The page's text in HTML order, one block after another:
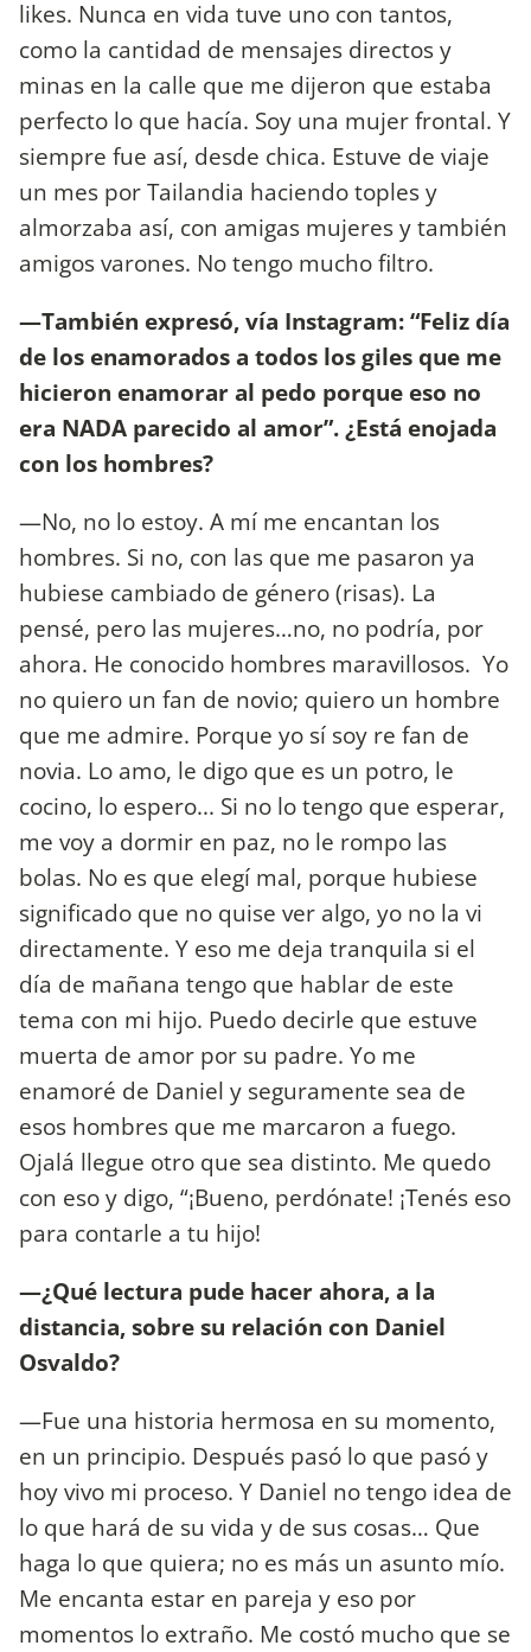
likes. Nunca en vida tuve uno con tantos,
como la cantidad de mensajes directos y
minas en la calle que me dijeron que estaba
perfecto lo que hacía. Soy una mujer frontal. Y
siempre fue así, desde chica. Estuve de viaje
un mes por Tailandia haciendo toples y
almorzaba así, con amigas mujeres y también
amigos varones. No tengo mucho filtro.
—También expresó, vía Instagram: “Feliz día
de los enamorados a todos los giles que me
hicieron enamorar al pedo porque eso no
era NADA parecido al amor”. ¿Está enojada
con los hombres?
—No, no lo estoy. A mí me encantan los
hombres. Si no, con las que me pasaron ya
hubiese cambiado de género (risas). La
pensé, pero las mujeres…no, no podría, por
ahora. He conocido hombres maravillosos. Yo
no quiero un fan de novio; quiero un hombre
que me admire. Porque yo sí soy re fan de
novia. Lo amo, le digo que es un potro, le
cocino, lo espero... Si no lo tengo que esperar,
me voy a dormir en paz, no le rompo las
bolas. No es que elegí mal, porque hubiese
significado que no quise ver algo, yo no la vi
directamente. Y eso me deja tranquila si el
día de mañana tengo que hablar de este
tema con mi hijo. Puedo decirle que estuve
muerta de amor por su padre. Yo me
enamoré de Daniel y seguramente sea de
esos hombres que me marcaron a fuego.
Ojalá llegue otro que sea distinto. Me quedo
con eso y digo, “¡Bueno, perdónate! ¡Tenés eso
para contarle a tu hijo!
—¿Qué lectura pude hacer ahora, a la
distancia, sobre su relación con Daniel
Osvaldo?
—Fue una historia hermosa en su momento,
en un principio. Después pasó lo que pasó y
hoy vivo mi proceso. Y Daniel no tengo idea de
lo que hará de su vida y de sus cosas… Que
haga lo que quiera; no es más un asunto mío.
Me encanta estar en pareja y eso por
momentos lo extraño. Me costó mucho que se